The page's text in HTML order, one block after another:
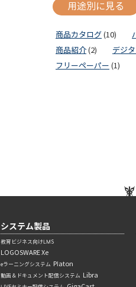
用途別に見る
商品カタログ (10)
商品紹介 (2) デジ
フリーペーパー (1)
システム製品
教育ビジネス向けLMS
LOGOSWARE Xe
eラーニングシステム Platon
動画＆ドキュメント配信システム Libra